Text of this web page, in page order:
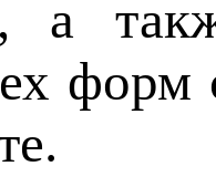
а
форм